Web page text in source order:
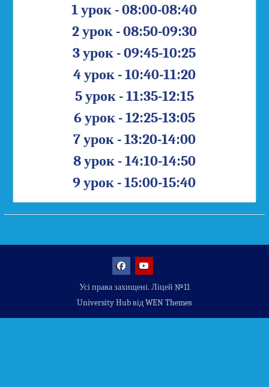
1 урок - 08:00-08:40
2 урок - 08:50-09:30
3 урок - 09:45-10:25
4 урок - 10:40-11:20
5 урок - 11:35-12:15
6 урок - 12:25-13:05
7 урок - 13:20-14:00
8 урок - 14:10-14:50
9 урок - 15:00-15:40
Усі права захищені. Ліцей №11
University Hub відWEN Themes